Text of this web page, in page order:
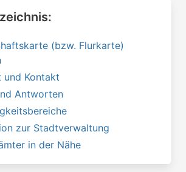
(bzw. Flurkarte)
und Kontakt
Antworten
zur Stadtverwaltung
in der Nähe